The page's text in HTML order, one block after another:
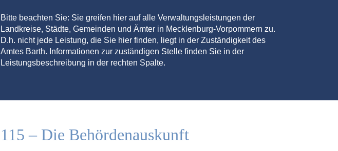
Bitte beachten Sie: Sie greifen hier auf alle Verwaltungsleistungen der
Landkreise, Städte, Gemeinden und Ämter in Mecklenburg-Vorpommern zu.
D.h. nicht jede Leistung, die Sie hier finden, liegt in der Zuständigkeit des
Amtes Barth. Informationen zur zuständigen Stelle finden Sie in der
Leistungsbeschreibung in der rechten Spalte.
115 – Die Behördenauskunft